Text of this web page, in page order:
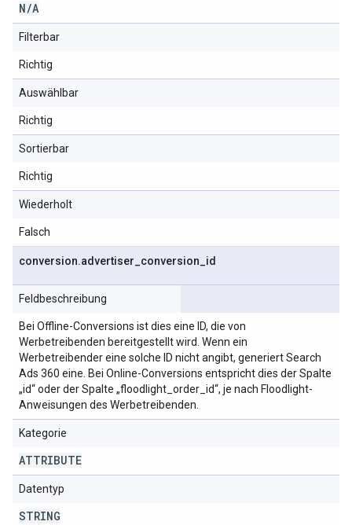
N/A
Filterbar
Richtig
Auswählbar
Richtig
Sortierbar
Richtig
Wiederholt
Falsch
conversion.advertiser conversion id
Feldbeschreibung
Bei Offline-Conversions ist dies eine ID, die von
Werbetreibenden bereitgestellt wird. Wenn ein
Werbetreibender eine solche ID nicht angibt, generiert Search
Ads 360 eine. Bei Online-Conversions entspricht dies der Spalte
„id“ oder der Spalte „floodlight_order_id“, je nach Floodlight-
Anweisungen des Werbetreibenden.
Kategorie
ATTRIBUTE
Datentyp
STRING